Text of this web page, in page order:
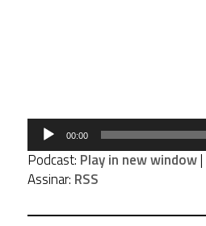
Tocador
áudio
00:00
Podcast: Play in new window|
Assinar: RSS